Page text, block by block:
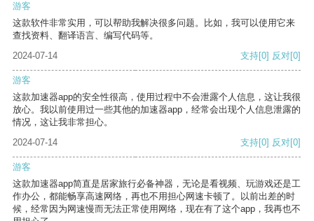
游客
这款软件非常实用，可以帮助我解决很多问题。比如，我可以使用它来
查找资料、翻译语言、编写代码等。
2024-07-14
支持[0] 反对[0]
游客
这款加速器app的安全性很高，使用过程中不会泄露个人信息，这让我很
放心。我以前使用过一些其他的加速器app，经常会出现个人信息泄露的
情况，这让我非常担心。
2024-07-14
支持[0] 反对[0]
游客
这款加速器app简直是居家旅行必备神器，无论是看视频、玩游戏还是工
作办公，都能畅享高速网络，再也不用担心网速卡顿了。以前出差的时
候，经常因为网速慢而无法正常使用网络，现在有了这个app，我再也不